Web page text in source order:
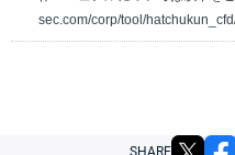
sec.com/corp/tool/
SHARE